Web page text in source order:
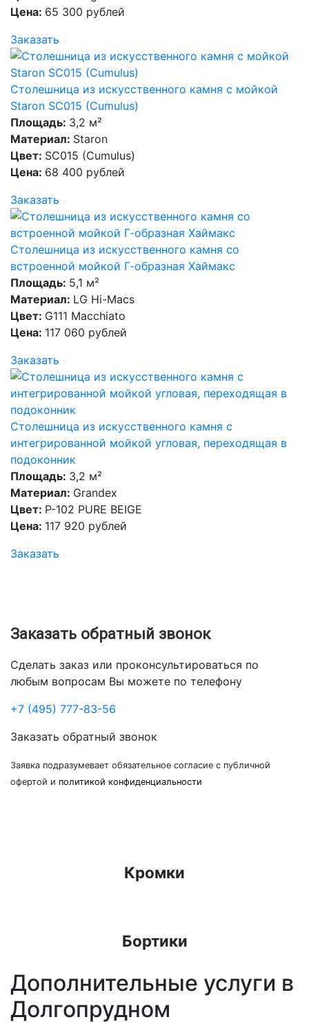
Цена: 65 300 рублей
Заказать
Столешница из искусственного камня с мойкой
Staron SC015 (Cumulus)
Площадь: 3,2 м²
Материал: Staron
Цвет: SC015 (Cumulus)
Цена: 68 400 рублей
Заказать
Столешница из искусственного камня со
встроенной мойкой Г-образная Хаймакс
Площадь: 5,1 м²
Материал: LG Hi-Macs
Цвет: G111 Macchiato
Цена: 117 060 рублей
Заказать
Столешница из искусственного камня с
интегрированной мойкой угловая, переходящая в
подоконник
Площадь: 3,2 м²
Материал: Grandex
Цвет: P-102 PURE BEIGE
Цена: 117 920 рублей
Заказать
Заказать обратный звонок
Сделать заказ или проконсультироваться по
любым вопросам Вы можете по телефону
+7 (495) 777-83-56
Заказать обратный звонок
Заявка подразумевает обязательное согласие с публичной
офертой и политикой конфиденциальности
Кромки
Бортики
Дополнительные услуги в
Долгопрудном